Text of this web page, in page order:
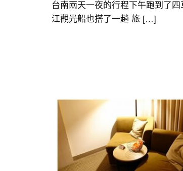
台南兩天一夜的行程下午跑到了
江觀光船也搭了一趟 旅 […]